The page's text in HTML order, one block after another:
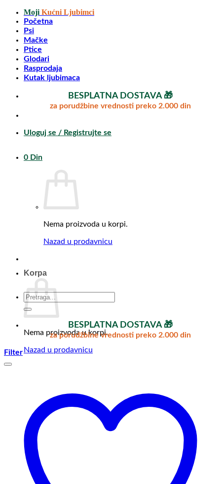
Preskoči
sadržaj
Moji Kućni Ljubimci
Početna
Psi
Mačke
Ptice
Glodari
Rasprodaja
Kutak ljubimaca
BESPLATNA DOSTAVA 🎁
za porudžbine vrednosti preko 2.000 din
Uloguj se / Registrujte se
0 Din
Nema proizvoda u korpi.
Nazad u prodavnicu
Korpa
Nema proizvoda u korpi.
Nazad u prodavnicu
Pretraga
za:
BESPLATNA DOSTAVA 🎁
za porudžbine vrednosti preko 2.000 din
Filter